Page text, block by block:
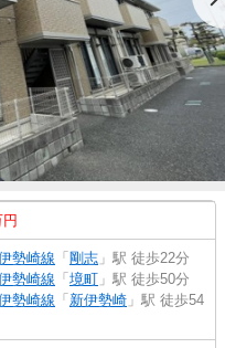
勢崎線 「 剛志 」駅 徒歩22分
勢崎線 「 境町 」駅 徒歩50分
勢崎線 「 新伊勢崎 」駅 徒歩54